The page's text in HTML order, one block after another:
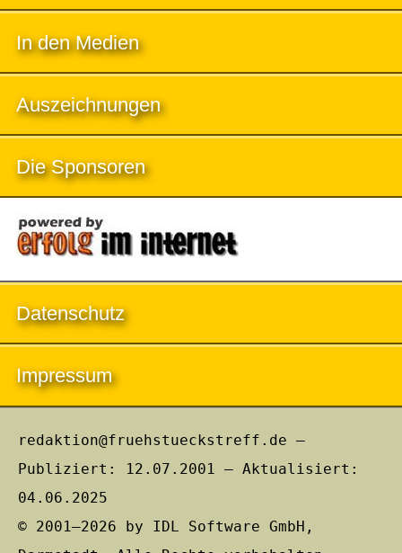
In den Medien
Auszeichnungen
Die Sponsoren
Datenschutz
Impressum
redaktion@fruehstueckstreff.de –
Publiziert: 12.07.2001 – Aktualisiert:
04.06.2025
© 2001–2026 by IDL Software GmbH,